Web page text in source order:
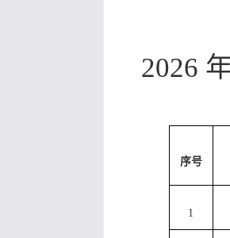
2026
序号
1